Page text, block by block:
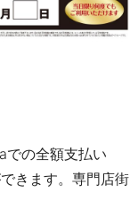
での全額支払い
きます。専門店街